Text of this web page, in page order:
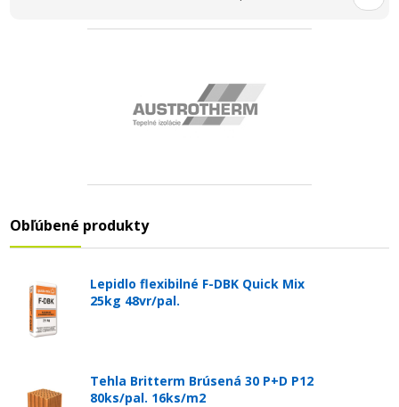
Obľúbené produkty
Lepidlo flexibilné F-DBK Quick Mix
25kg 48vr/pal.
Tehla Britterm Brúsená 30 P+D P12
80ks/pal. 16ks/m2